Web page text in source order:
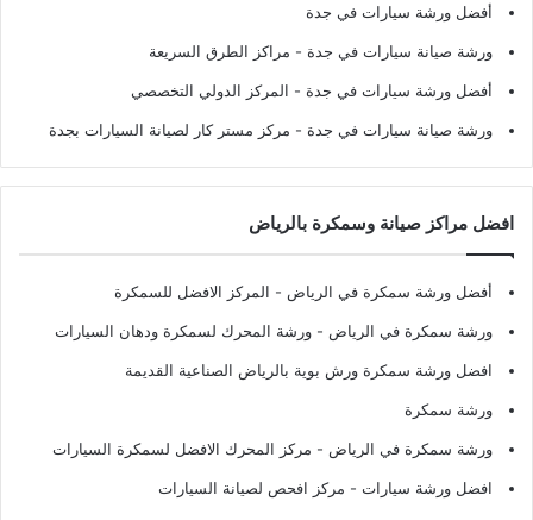
أفضل ورشة سيارات في جدة
ورشة صيانة سيارات في جدة - مراكز الطرق السريعة
أفضل ورشة سيارات في جدة - المركز الدولي التخصصي
ورشة صيانة سيارات في جدة - مركز مستر كار لصيانة السيارات بجدة
افضل مراكز صيانة وسمكرة بالرياض
أفضل ورشة سمكرة في الرياض - المركز الافضل للسمكرة
ورشة سمكرة في الرياض - ورشة المحرك لسمكرة ودهان السيارات
افضل ورشة سمكرة ورش بوية بالرياض الصناعية القديمة
ورشة سمكرة
ورشة سمكرة في الرياض - مركز المحرك الافضل لسمكرة السيارات
افضل ورشة سيارات - مركز افحص لصيانة السيارات